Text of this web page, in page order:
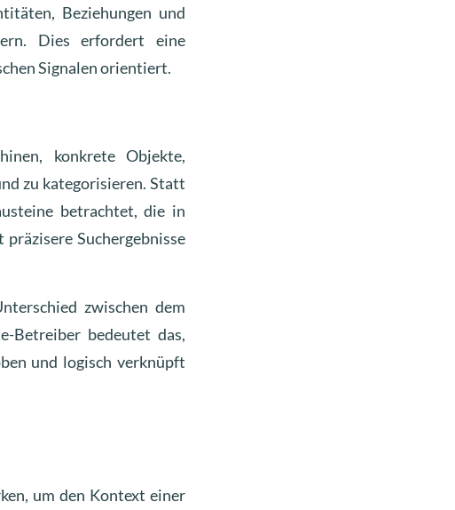
Beziehungen und
Dies erfordert eine
Signalen orientiert.
konkrete Objekte,
zu kategorisieren. Statt
betrachtet, die in
Suchergebnisse
zwischen dem
Betreiber bedeutet das,
und logisch verknüpft
um den Kontext einer